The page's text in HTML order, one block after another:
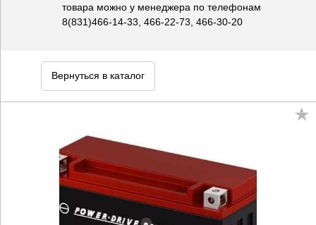
товара можно у менеджера по телефонам
8(831)466-14-33, 466-22-73, 466-30-20
Вернуться в каталог